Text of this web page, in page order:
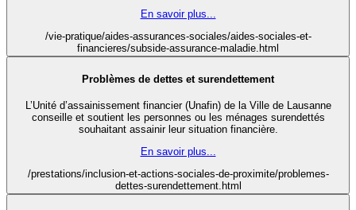
En savoir plus...
/vie-pratique/aides-assurances-sociales/aides-sociales-et-
financieres/subside-assurance-maladie.html
Problèmes de dettes et surendettement
L’Unité d’assainissement financier (Unafin) de la Ville de Lausanne
conseille et soutient les personnes ou les ménages surendettés
souhaitant assainir leur situation financière.
En savoir plus...
/prestations/inclusion-et-actions-sociales-de-proximite/problemes-
dettes-surendettement.html